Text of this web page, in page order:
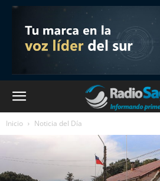
Inicio Noticia del Día